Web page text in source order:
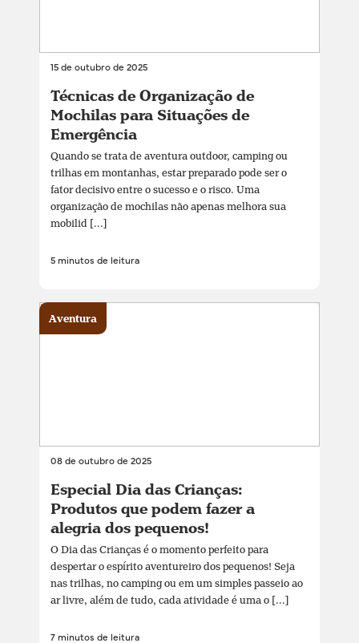
15 de outubro de 2025
Técnicas de Organização de
Mochilas para Situações de
Emergência
Quando se trata de aventura outdoor, camping ou
trilhas em montanhas, estar preparado pode ser o
fator decisivo entre o sucesso e o risco. Uma
organização de mochilas não apenas melhora sua
mobilid [...]
5 minutos de leitura
08 de outubro de 2025
Especial Dia das Crianças:
Produtos que podem fazer a
alegria dos pequenos!
O Dia das Crianças é o momento perfeito para
despertar o espírito aventureiro dos pequenos! Seja
nas trilhas, no camping ou em um simples passeio ao
ar livre, além de tudo, cada atividade é uma o [...]
7 minutos de leitura
Aventura